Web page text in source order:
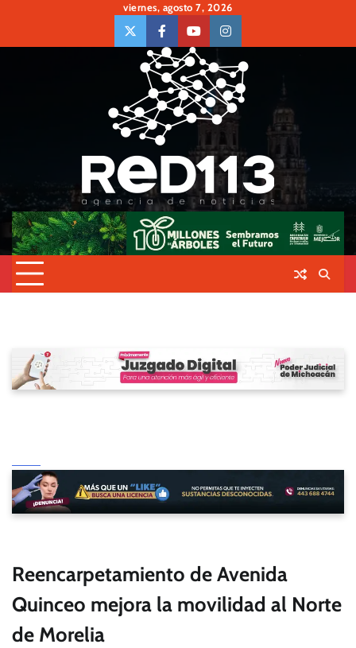
content
viernes, agosto 7, 2026
twiter Face Youtubeinsta
Reencarpetamiento de Avenida
Quinceo mejora la movilidad al Norte
de Morelia